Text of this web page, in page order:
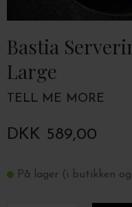
Bastia
Large
TELL ME MORE
DKK 589,00
På lager (i butikken